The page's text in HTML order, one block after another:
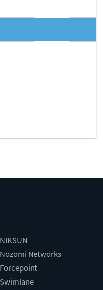
NIKSUN
Nozomi Networks
Forcepoint
Swimlane